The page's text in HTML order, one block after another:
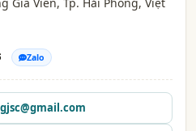
Zalo